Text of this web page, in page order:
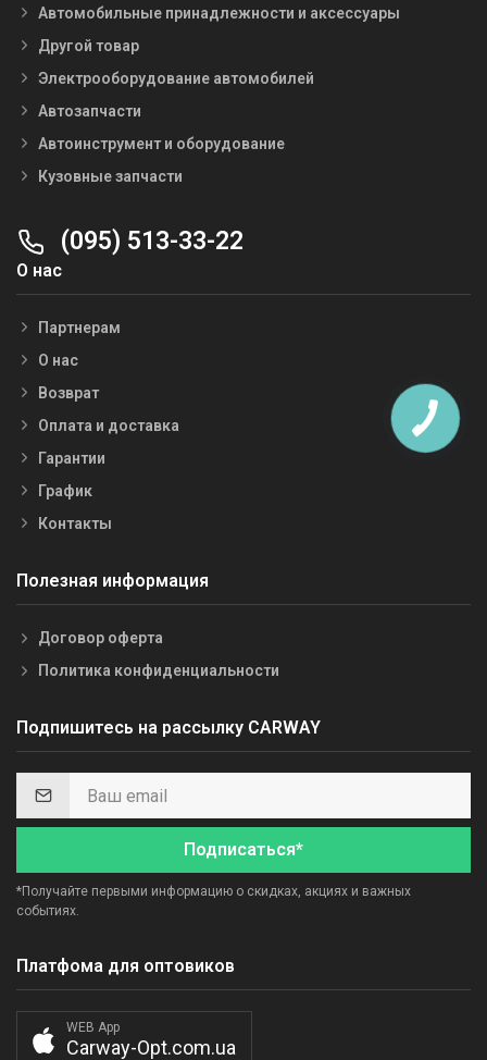
Автомобильные принадлежности и аксессуары
Другой товар
Электрооборудование автомобилей
Автозапчасти
Автоинструмент и оборудование
Кузовные запчасти
(095) 513-33-22
О нас
Партнерам
О нас
Возврат
Оплата и доставка
Гарантии
График
Контакты
Полезная информация
Договор оферта
Политика конфиденциальности
Подпишитесь на рассылку CARWAY
Подписаться*
*Получайте первыми информацию о скидках, акциях и важных
событиях.
Платфома для оптовиков
WEB App
Carway-Opt.com.ua